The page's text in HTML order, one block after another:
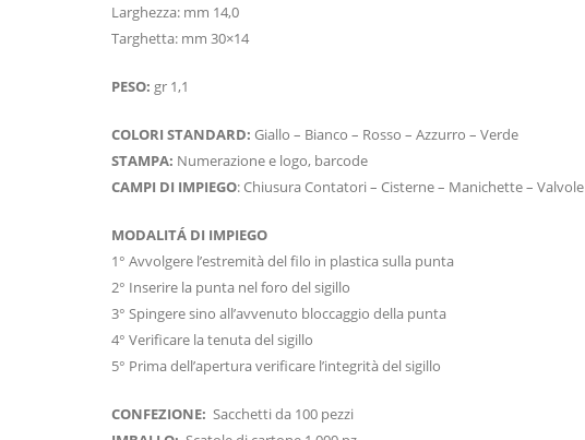
Larghezza: mm 14,0
Targhetta: mm 30×14
PESO: gr 1,1
COLORI STANDARD: Giallo – Bianco – Rosso – Azzurro – Verde
STAMPA: Numerazione e logo, barcode
CAMPI DI IMPIEGO: Chiusura Contatori – Cisterne – Manichette – Valvole
MODALITÁ DI IMPIEGO
1° Avvolgere l’estremità del filo in plastica sulla punta
2° Inserire la punta nel foro del sigillo
3° Spingere sino all’avvenuto bloccaggio della punta
4° Verificare la tenuta del sigillo
5° Prima dell’apertura verificare l’integrità del sigillo
CONFEZIONE: Sacchetti da 100 pezzi